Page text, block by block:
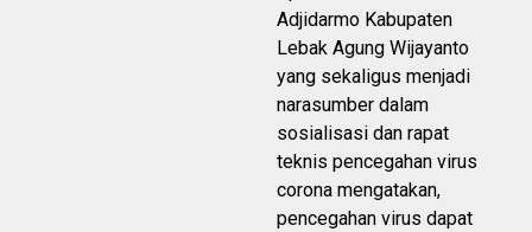
Adjidarmo Kabupaten
Lebak Agung Wijayanto
yang sekaligus menjadi
narasumber dalam
sosialisasi dan rapat
teknis pencegahan virus
corona mengatakan,
pencegahan virus dapat